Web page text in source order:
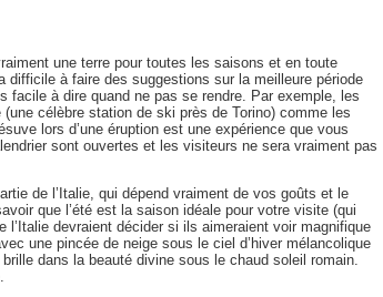
une terre pour toutes les saisons et en toute
difficile à faire des suggestions sur la meilleure période
à dire quand ne pas se rendre. Par exemple, les
célèbre station de ski près de Torino) comme les
lors d’une éruption est une expérience que vous
sont ouvertes et les visiteurs ne sera vraiment pas
de l’Italie, qui dépend vraiment de vos goûts et le
que l’été est la saison idéale pour votre visite (qui
devraient décider si ils aimeraient voir magnifique
une pincée de neige sous le ciel d’hiver mélancolique
dans la beauté divine sous le chaud soleil romain.